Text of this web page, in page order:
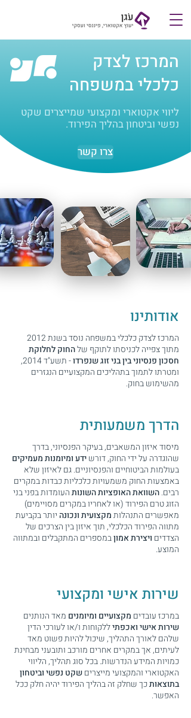
המרכז לצדק
כלכלי במשפחה
ליווי אקטוארי ומקצועי שמייצרים שקט
נפשי וביטחון בהליך הפירוד.
צרו קשר
אודותינו
המרכז לצדק כלכלי במשפחה נוסד בשנת 2012
מתוך צפייה לכניסתו לתוקף שלהחוק לחלוקת
חסכון פנסיוני בין בני זוג שנפרדו
- תשע"ד 2014,
ומטרתו לתמוך בתהליכים המקצועיים הנגזרים
מהשימוש בחוק.
הדרך משמעותית
מיסוד איזון המשאבים, בעיקר הפנסיוני, בדרך
שהוגדרה על ידי החוק, דורשידע ומיומנות מעמיקים
בעולמות הביטוחיים והפנסיוניים. גם לאיזון שלא
באמצעות החוק משמעויות כלכליות כבדות במקרים
רבים.השוואת האופציות השונותהעומדות בפני בני
הזוג טרם הפירוד (או לאחריו במקרים מסויימים)
מאפשרים התנהלותמקצועית ונכונה יותר בקביעת
מתווה הפירוד הכלכלי, תוך איזון בין הצרכים של
הצדדים ויצירת אמוןבמספרים המתקבלים ובמתווה
המוצע.
שירות אישי ומקצועי
במרכז עובדים מקצועיים ומיומנים מאד הנותנים
שירות אישי ואכפתיללקוחות ו/או לעורכי הדין
שלהם לאורך התהליך, שיכול להיות פשוט מאד
לעיתים, אך במקרים אחרים מורכב ותובעני מבחינת
כמויות המידע הנדרשות. בכל סוג תהליך, הליווי
האקטוארי והמקצועי מייצריםשקט נפשי וביטחון
בתוצאותכך שחלק זה בהליך הפירוד יהיה חלק ככל
האפשר.